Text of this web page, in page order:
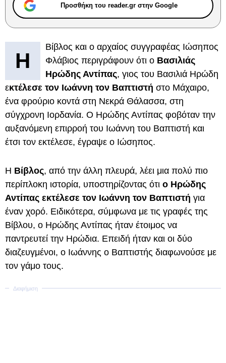
Προσθήκη του reader.gr στην Google
Η
Βίβλος και ο αρχαίος συγγραφέας Ιώσηπος
Φλάβιος περιγράφουν ότι ο Βασιλιάς
Ηρώδης Αντίπας, γιος του Βασιλιά Ηρώδη
εκτέλεσε τον Ιωάννη τον Βαπτιστή στο Μάχαιρο,
ένα φρούριο κοντά στη Νεκρά Θάλασσα, στη
σύγχρονη Ιορδανία. Ο Ηρώδης Αντίπας φοβόταν την
αυξανόμενη επιρροή του Ιωάννη του Βαπτιστή και
έτσι τον εκτέλεσε, έγραψε ο Ιώσηπος.
Η Βίβλος, από την άλλη πλευρά, λέει μια πολύ πιο
περίπλοκη ιστορία, υποστηρίζοντας ότι ο Ηρώδης
Αντίπας εκτέλεσε τον Ιωάννη τον Βαπτιστή για
έναν χορό. Ειδικότερα, σύμφωνα με τις γραφές της
Βίβλου, ο Ηρώδης Αντίπας ήταν έτοιμος να
παντρευτεί την Ηρώδια. Επειδή ήταν και οι δύο
διαζευγμένοι, ο Ιωάννης ο Βαπτιστής διαφωνούσε με
τον γάμο τους.